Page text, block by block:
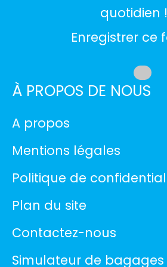
quotidien !
Enregistrer ce
À PROPOS DE NOUS
A propos
Mentions légales
Politique de
Plan du site
Contactez-nous
Simulateur de bagages